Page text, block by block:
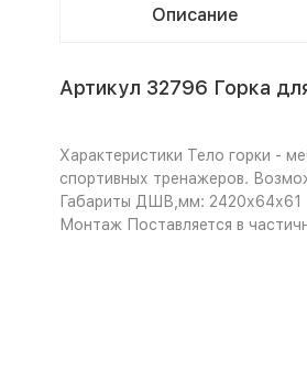
Описание
Артикул 32796 Горка
Характеристики Тело горки -
спортивных тренажеров.
Габариты ДШВ,мм: 2420х64х61
МонтажПоставляется в